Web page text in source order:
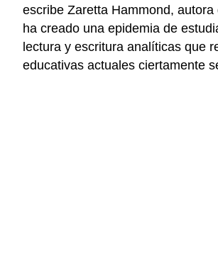
escribe Zaretta Hammond, autora
ha creado una epidemia de
lectura y escritura analíticas que
educativas actuales ciertamente